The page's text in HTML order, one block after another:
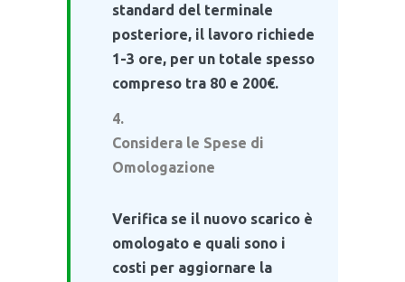
standard del terminale
posteriore, il lavoro richiede
1-3 ore, per un totale spesso
compreso tra 80 e 200€.
Considera le Spese di
Omologazione
Verifica se il nuovo scarico è
omologato e quali sono i
costi per aggiornare la